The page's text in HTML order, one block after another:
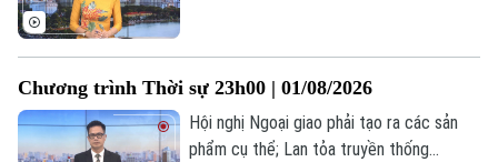
23h00 hôm nay.
Chương trình Thời sự 23h00 | 01/08/2026
Hội nghị Ngoại giao phải tạo ra các sản
phẩm cụ thể; Lan tỏa truyền thống